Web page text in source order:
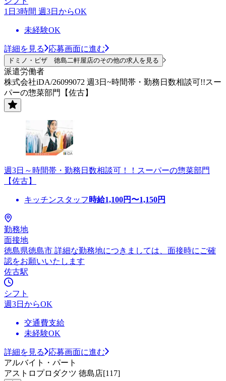
1日3時間 週3日からOK
未経験OK
詳細を見る 応募画面に進む
ドミノ・ピザ 徳島二軒屋店のその他の求人を見る
派遣労働者
株式会社iDA/26099072 週3日~時間帯・勤務日数相談可!!スー
パーの惣菜部門【佐古】
週3日～時間帯・勤務日数相談可！！スーパーの惣菜部門
【佐古】
キッチンスタッフ 時給1,100円〜1,150円
勤務地
面接地
徳島県徳島市 詳細な勤務地につきましては、面接時にご確
認をお願いいたします
佐古駅
シフト
週3日からOK
交通費支給
未経験OK
詳細を見る
応募画面に進む
アルバイト・パート
アストロプロダクツ 徳島店[117]